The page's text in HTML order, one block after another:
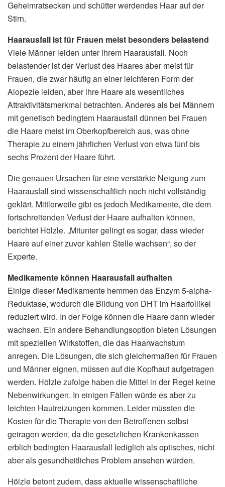
Geheimratsecken und schütter werdendes Haar auf der
Stirn.
Haarausfall ist für Frauen meist besonders belastend
Viele Männer leiden unter ihrem Haarausfall. Noch
belastender ist der Verlust des Haares aber meist für
Frauen, die zwar häufig an einer leichteren Form der
Alopezie leiden, aber ihre Haare als wesentliches
Attraktivitätsmerkmal betrachten. Anderes als bei Männern
mit genetisch bedingtem Haarausfall dünnen bei Frauen
die Haare meist im Oberkopfbereich aus, was ohne
Therapie zu einem jährlichen Verlust von etwa fünf bis
sechs Prozent der Haare führt.
Die genauen Ursachen für eine verstärkte Neigung zum
Haarausfall sind wissenschaftlich noch nicht vollständig
geklärt. Mittlerweile gibt es jedoch Medikamente, die dem
fortschreitenden Verlust der Haare aufhalten können,
berichtet Hölzle. „Mitunter gelingt es sogar, dass wieder
Haare auf einer zuvor kahlen Stelle wachsen“, so der
Experte.
Medikamente können Haarausfall aufhalten
Einige dieser Medikamente hemmen das Enzym 5-alpha-
Reduktase, wodurch die Bildung von DHT im Haarfollikel
reduziert wird. In der Folge können die Haare dann wieder
wachsen. Ein andere Behandlungsoption bieten Lösungen
mit speziellen Wirkstoffen, die das Haarwachstum
anregen. Die Lösungen, die sich gleichermaßen für Frauen
und Männer eignen, müssen auf die Kopfhaut aufgetragen
werden. Hölzle zufolge haben die Mittel in der Regel keine
Nebenwirkungen. In einigen Fällen würde es aber zu
leichten Hautreizungen kommen. Leider müssten die
Kosten für die Therapie von den Betroffenen selbst
getragen werden, da die gesetzlichen Krankenkassen
erblich bedingten Haarausfall lediglich als optisches, nicht
aber als gesundheitliches Problem ansehen würden.
Hölzle betont zudem, dass aktuelle wissenschaftliche